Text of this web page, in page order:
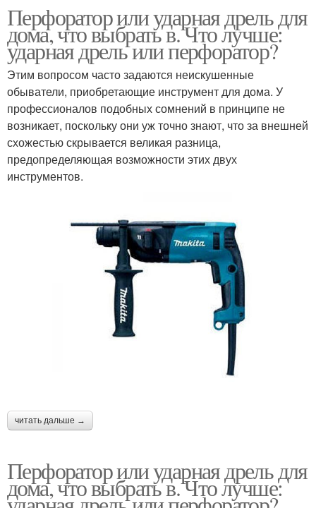
Перфоратор или ударная дрель для
дома, что выбрать в. Что лучше:
ударная дрель или перфоратор?
Этим вопросом часто задаются неискушенные
обыватели, приобретающие инструмент для дома. У
профессионалов подобных сомнений в принципе не
возникает, поскольку они уж точно знают, что за внешней
схожестью скрывается великая разница,
предопределяющая возможности этих двух
инструментов.
читать дальше →
Перфоратор или ударная дрель для
дома, что выбрать в. Что лучше: